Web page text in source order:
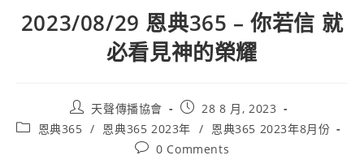
2023/08/29 恩典365 – 你若信 就
必看見神的榮耀
天聲傳播協會
28 8 月, 2023
恩典365 / 恩典365 2023年 /
恩典365 2023年8月份
0 Comments